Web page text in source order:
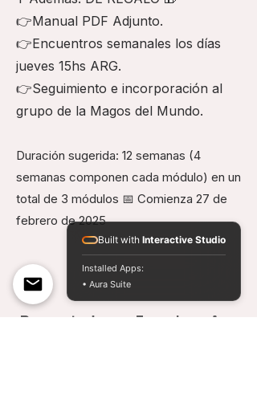
👉Manual PDF Adjunto.
👉Encuentros semanales los días
jueves 15hs ARG.
👉Seguimiento e incorporación al
grupo de la Magos del Mundo.
Duración sugerida: 12 semanas (4
semanas componen cada módulo) en un
total de 3 módulos 📅 Comienza 27 de
febrero de 2025
Presentado por Francisco Ayr.
Built with Interactive Studio
Installed Apps:
• Aura Suite